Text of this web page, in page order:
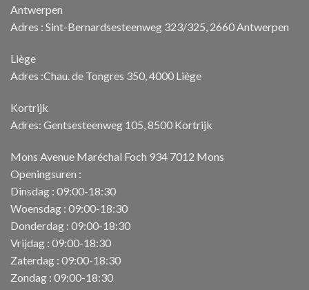
Antwerpen
Adres : Sint-Bernardsesteenweg 323/325, 2660 Antwerpen
Liège
Adres :Chau. de Tongres 350, 4000 Liège
Kortrijk
Adres: Gentsesteenweg 105, 8500 Kortrijk
Mons Avenue Maréchal Foch 934 7012 Mons
Openingsuren :
Dinsdag : 09:00-18:30
Woensdag : 09:00-18:30
Donderdag : 09:00-18:30
Vrijdag : 09:00-18:30
Zaterdag : 09:00-18:30
Zondag : 09:00-18:30